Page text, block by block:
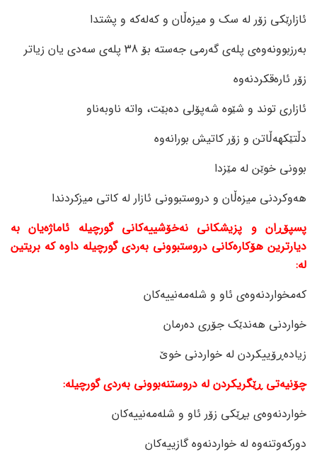
ئازارێکی زۆر لە سک و میزەڵان و کەلەکە و پشتدا
بەرزبوونەوەی پلەی گەرمی جەستە بۆ 38 پلەی سەدی یان زیاتر
زۆر ئارەقکردنەوە
ئازاری توند و شێوە شەپۆلی دەبێت، واتە ناوبەناو
دڵتێکهەڵاتن و زۆر کاتیش بورانەوە
بوونی خوێن لە مێزدا
هەوکردنی میزەڵان و دروستبوونی ئازار لە کاتی میزکردندا
پسپۆڕان و پزیشکانی نەخۆشییەکانی گورچیلە ئاماژەیان بە
دیارترین هۆکارەکانی دروستبوونی بەردی گورچیلە داوە کە بریتین
لە:
کەمخواردنەوەی ئاو و شلەمەنییەکان
خواردنی هەندێک جۆری دەرمان
زیادەڕۆییکردن لە خواردنی خوێ
چۆنیەتی ڕێگریکردن لە دروستنەبوونی بەردی گورچیلە:
خواردنەوەی بڕێکی زۆر ئاو و شلەمەنییەکان
دورکەوتنەوە لە خواردنەوە گازییەکان